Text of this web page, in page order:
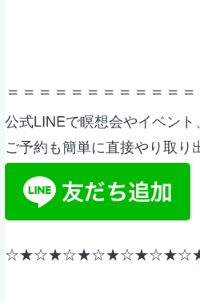
＝＝＝＝＝＝＝＝＝＝＝
公式LINEで瞑想会やイベン
ご予約も簡単に直接やり取り
☆★☆★☆★☆★☆★☆★